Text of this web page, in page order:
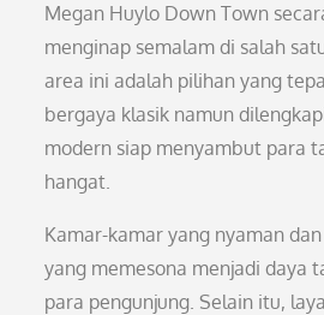
Megan Huylo Down Town
menginap semalam di salah
area ini adalah pilihan yang
bergaya klasik namun
modern siap menyambut para
hangat.
Kamar-kamar yang nyaman
yang memesona menjadi daya
para pengunjung. Selain itu,